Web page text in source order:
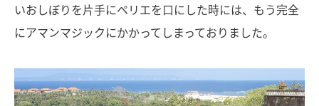
いおしぼりを片手にペリエを口にした時には、もう完全
にアマンマジックにかかってしまっておりました。